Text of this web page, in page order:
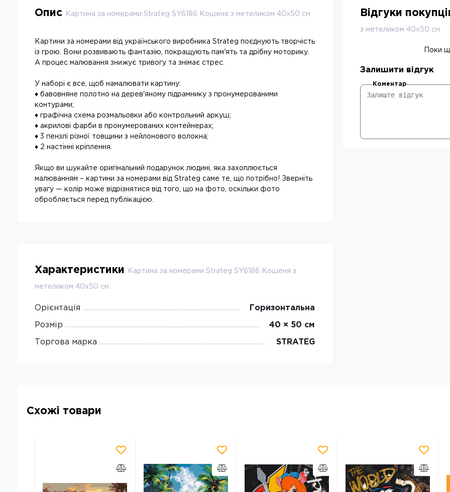
Опис Картина за номерами Strateg SY6186 Кошеня з метеликом 40х50 см
Картини за номерами від українського виробника Strateg поєднують творчість
із грою. Вони розвивають фантазію, покращують пам'ять та дрібну моторику.
А процес малювання знижує тривогу та знімає стрес.
У наборі є все, щоб намалювати картину:
♦ бавовняне полотно на дерев'яному підрамнику з пронумерованими
контурами;
♦ графічна схема розмальовки або контрольний аркуш;
♦ акрилові фарби в пронумерованих контейнерах;
♦ 3 пензлі різної товщини з нейлонового волокна;
♦ 2 настінні кріплення.
Якщо ви шукайте оригінальний подарунок людині, яка захоплюється
малюванням – картини за номерами від Strateg саме те, що потрібно! Зверніть
увагу — колір може відрізнятися від того, що на фото, оскільки фото
обробляється перед публікацією.
Характеристики Картина за номерами Strateg SY6186 Кошеня з
метеликом 40х50 см
Орієнтація Горизонтальна
Розмір 40 × 50 см
Торгова марка STRATEG
Відгуки
з метеликом 40х50 см
Поки
Залишити відгук
Коментар
Схожі товари